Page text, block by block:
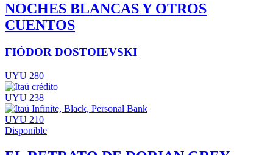
NOCHES BLANCAS Y OTROS
CUENTOS
FIÓDOR DOSTOIEVSKI
UYU 280
UYU 238
UYU 210
Disponible